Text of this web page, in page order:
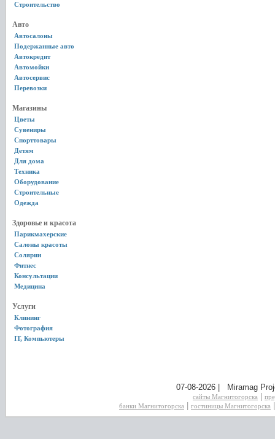
Строительство
Авто
Автосалоны
Подержанные авто
Автокредит
Автомойки
Автосервис
Перевозки
Магазины
Цветы
Сувениры
Спорттовары
Детям
Для дома
Техника
Оборудование
Строительные
Одежда
Здоровье и красота
Парикмахерские
Салоны красоты
Солярии
Фитнес
Консультации
Медицина
Услуги
Клининг
Фотография
IT, Компьютеры
07-08-2026 | Miramag
сайты Магнитогорска
банки Магнитогорска
гостиницы Магнитогорска